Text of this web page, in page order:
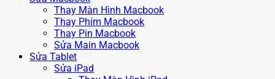
Thay Màn Hình Macbook
Thay Phím Macbook
Thay Pin Macbook
Sửa Main Macbook
Sửa Tablet
Sửa iPad